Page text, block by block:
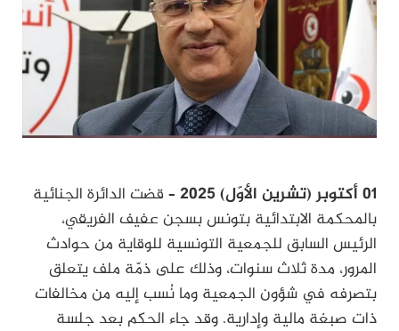
01 أكتوبر (تشرين الأوّل) 2025
– قضت الدائرة الجنائية
بالمحكمة الابتدائية بتونس بسجن عفيف الفريقي،
الرئيس السابق للجمعية التونسية للوقاية من حوادث
المرور، مدة ثلاث سنوات، وذلك على ذمّة ملف يتعلق
بتصرفه في شؤون الجمعية وما نُسب إليه من مخالفات
ذات صبغة مالية وإدارية. وقد جاء الحكم بعد جلسة